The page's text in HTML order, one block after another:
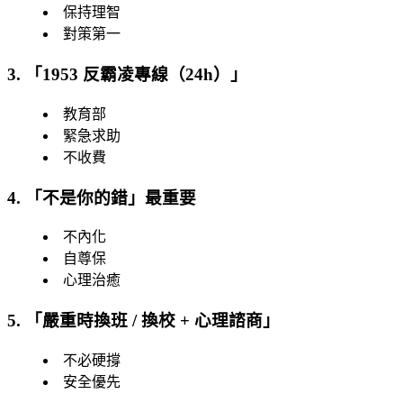
保持理智
對策第一
3. 「 1953 反霸凌專線（24h） 」
教育部
緊急求助
不收費
4. 「不是你的錯」最重要
不內化
自尊保
心理治癒
5. 「 嚴重時換班 / 換校 + 心理諮商 」
不必硬撐
安全優先